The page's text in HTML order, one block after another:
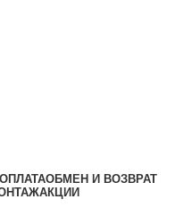
ОБМЕН И ВОЗВРАТ
АКЦИИ